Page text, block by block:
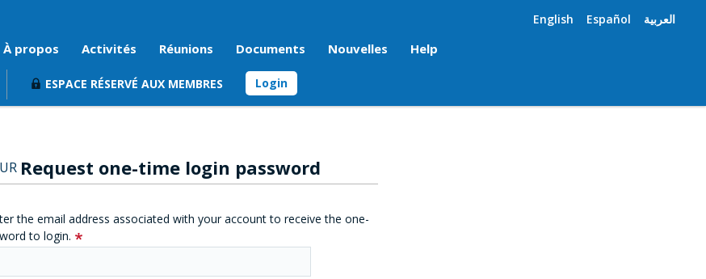
English Español العربية
À propos Activités Réunions Documents Nouvelles Help
ESPACE RÉSERVÉ AUX MEMBRES Login
Request one-time login password
the email address associated with your account to receive the one-
to login.